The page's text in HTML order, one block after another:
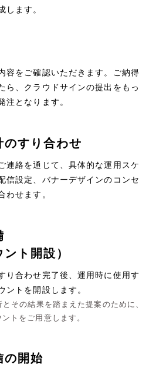
します。
容をご確認いただきます。ご納得
ら、クラウドサインの提出をもっ
注となります。
のすり合わせ
連絡を通じて、具体的な運用スケ
信設定、バナーデザインのコンセ
わせます。
ント開設）
り合わせ完了後、運用時に使用す
ントを開設します。
その結果を踏まえた提案のために、
トをご用意します。
の開始